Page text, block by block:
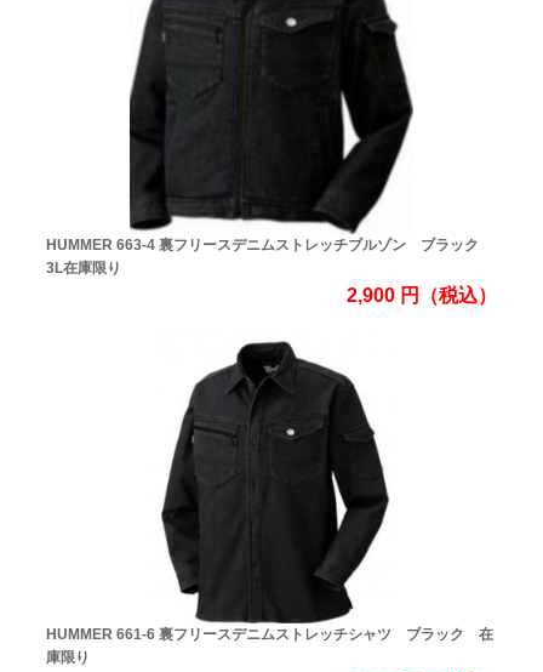
HUMMER 663-4 裏フリースデニムストレッチブルゾン ブラック
3L在庫限り
2,900円 （税込）
HUMMER 661-6 裏フリースデニムストレッチシャツ ブラック 在
庫限り